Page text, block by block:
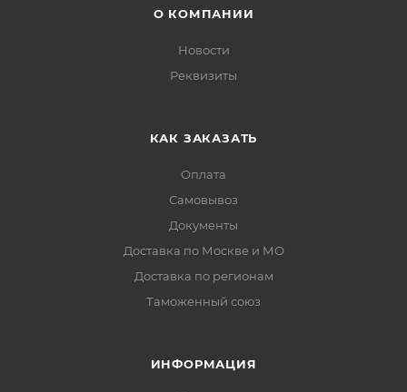
О КОМПАНИИ
Новости
Реквизиты
КАК ЗАКАЗАТЬ
Оплата
Самовывоз
Документы
Доставка по Москве и МО
Доставка по регионам
Таможенный союз
ИНФОРМАЦИЯ